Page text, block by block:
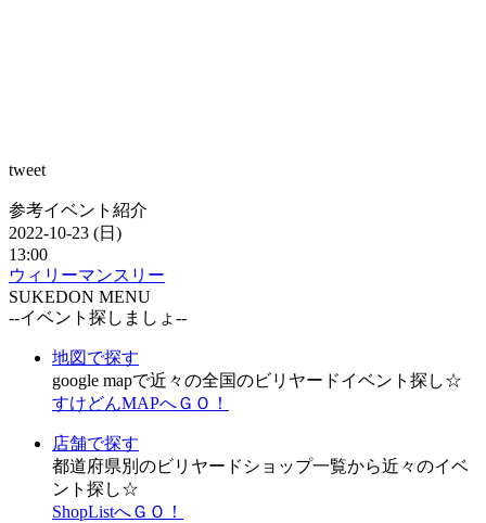
tweet
参考イベント紹介
2022-10-23 (日)
13:00
ウィリーマンスリー
SUKEDON MENU
--イベント探しましょ--
地図で探す
google mapで近々の全国のビリヤードイベント探し☆
すけどんMAPへＧＯ！
店舗で探す
都道府県別のビリヤードショップ一覧から近々のイベ
ント探し☆
ShopListへＧＯ！